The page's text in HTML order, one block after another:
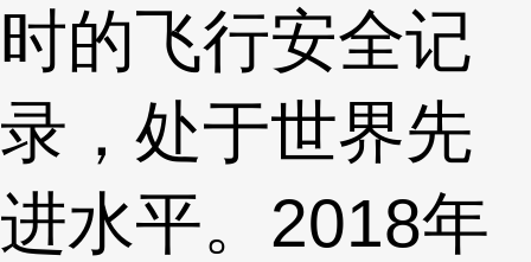
时的飞行安全记
录，处于世界先
进水平。2018年